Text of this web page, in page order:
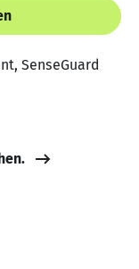
SenseGuard